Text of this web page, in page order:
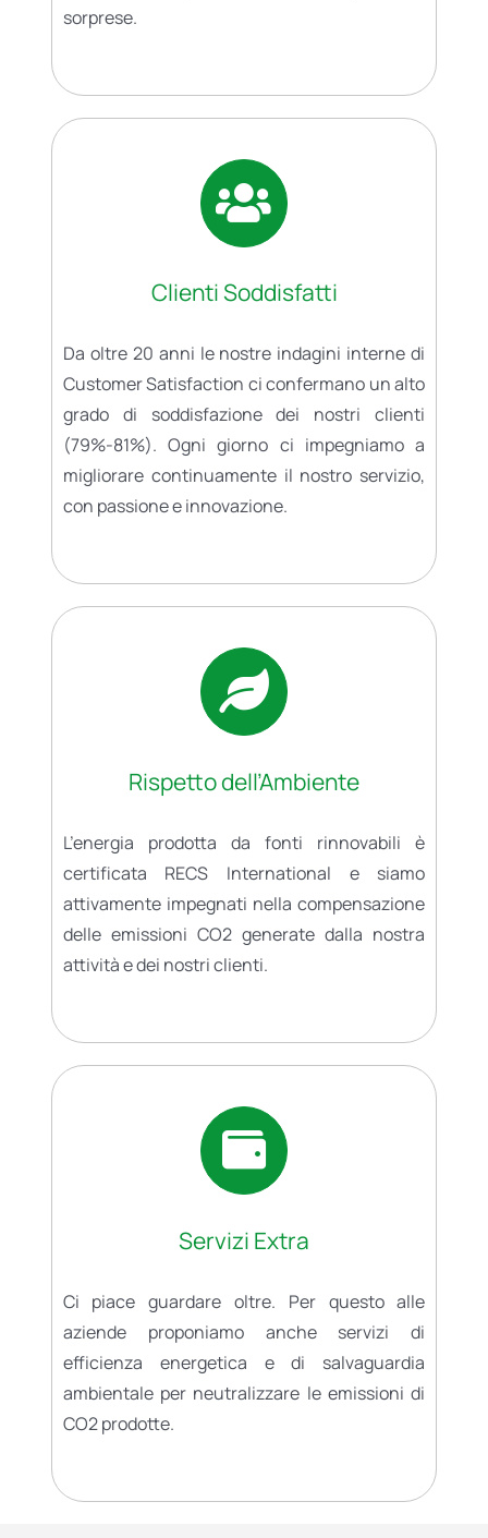
sorprese.
Clienti Soddisfatti
Da oltre 20 anni le nostre indagini interne di
Customer Satisfaction ci confermano un alto
grado di soddisfazione dei nostri clienti
(79%-81%). Ogni giorno ci impegniamo a
migliorare continuamente il nostro servizio,
con passione e innovazione.
Rispetto dell’Ambiente
L’energia prodotta da fonti rinnovabili è
certificata RECS International e siamo
attivamente impegnati nella compensazione
delle emissioni CO2 generate dalla nostra
attività e dei nostri clienti.
Servizi Extra
Ci piace guardare oltre. Per questo alle
aziende proponiamo anche servizi di
efficienza energetica e di salvaguardia
ambientale per neutralizzare le emissioni di
CO2 prodotte.